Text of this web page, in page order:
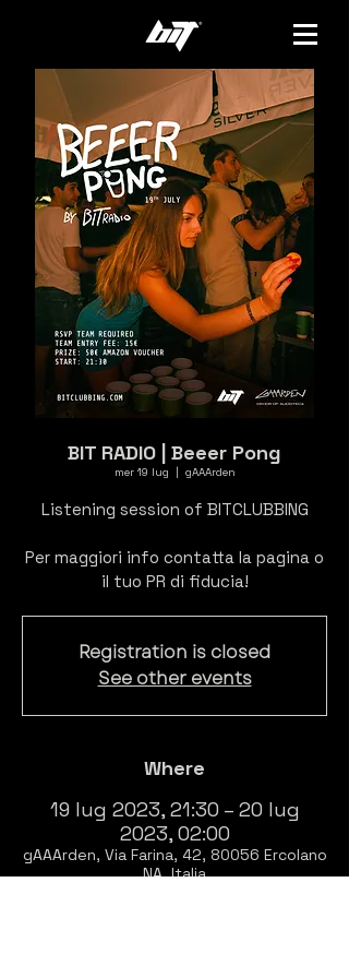
BIT RADIO | Beeer Pong
mer 19 lug
  |
gAAArden
Listening session of BITCLUBBING
Per maggiori info contatta la pagina o
il tuo PR di fiducia!
Registration is closed
See other events
Where
19 lug 2023, 21:30 – 20 lug
2023, 02:00
gAAArden, Via Farina, 42, 80056 Ercolano
NA, Italia